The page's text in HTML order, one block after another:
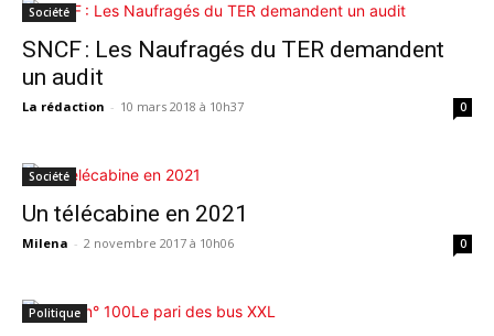
Société
SNCF : Les Naufragés du TER demandent
un audit
La rédaction - 10 mars 2018 à 10h37 0
Société
Un télécabine en 2021
Milena - 2 novembre 2017 à 10h06 0
Politique